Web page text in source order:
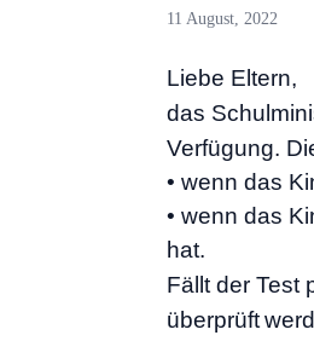
11 August, 2022
Liebe Eltern,
das
Verfügung.
• wenn das
• wenn das
hat.
Fällt der Test
überprüft